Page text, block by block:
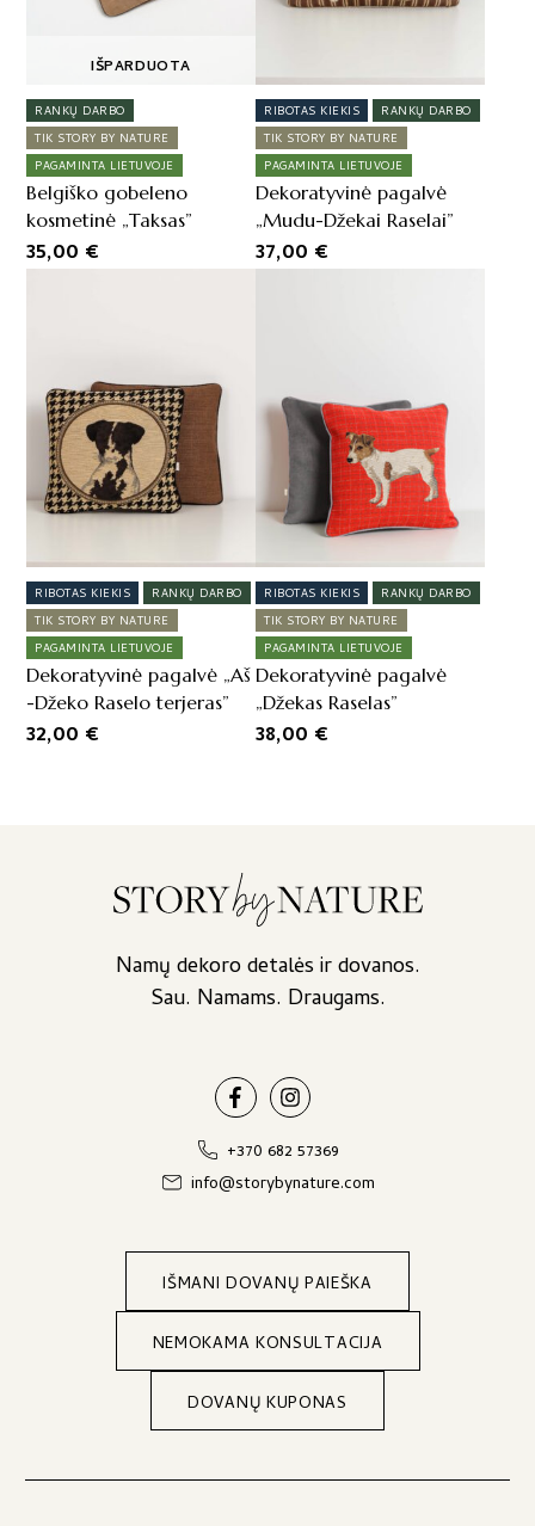
RANKŲ DARBO
TIK STORY BY NATURE
PAGAMINTA LIETUVOJE
Belgiško gobeleno
kosmetinė „Taksas”
35,00 €
IŠPARDUOTA
RIBOTAS KIEKIS
RANKŲ DARBO
TIK STORY BY NATURE
PAGAMINTA LIETUVOJE
Dekoratyvinė pagalvė
„Mudu-Džekai Raselai”
37,00 €
RIBOTAS KIEKIS
RANKŲ DARBO
TIK STORY BY NATURE
PAGAMINTA LIETUVOJE
Dekoratyvinė pagalvė „Aš
-Džeko Raselo terjeras”
32,00 €
RIBOTAS KIEKIS
RANKŲ DARBO
TIK STORY BY NATURE
PAGAMINTA LIETUVOJE
Dekoratyvinė pagalvė
„Džekas Raselas”
38,00 €
Namų dekoro detalės ir dovanos.
Sau. Namams. Draugams.
+370 682 57369
info@storybynature.com
IŠMANI DOVANŲ PAIEŠKA
NEMOKAMA KONSULTACIJA
DOVANŲ KUPONAS